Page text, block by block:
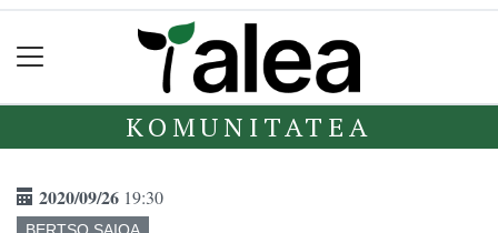
KOMUNITATEA
2020/09/26 19:30